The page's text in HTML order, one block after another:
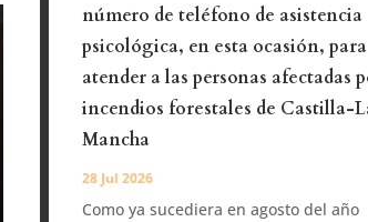
número de teléfono de asistencia
psicológica, en esta ocasión, para
atender a las personas afectadas
incendios forestales de Castilla-
Mancha
28 Jul 2026
Como ya sucediera en agosto del año